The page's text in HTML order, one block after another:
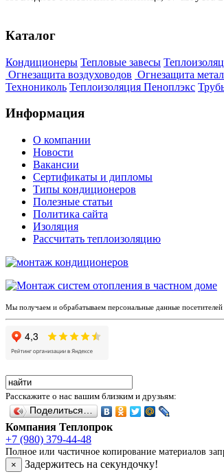
Каталог
Кондиционеры Тепловые завесы
Огнезащита воздуховодов Огнезащита
Технониколь Теплоизоляция Пеноплэкс
Информация
О компании
Новости
Вакансии
Сертификаты и дипломы
Типы кондиционеров
Полезные статьи
Политика сайта
Изоляция
Рассчитать теплоизоляцию
Мы получаем и обрабатываем персональные данные посетителей
Расскажите о нас вашим близким и друзьям:
Поделиться…
Компания Теплопрок
+7 (980) 379-44-48
Полное или частичное копирование материалов
×
Задержитесь на секундочку!